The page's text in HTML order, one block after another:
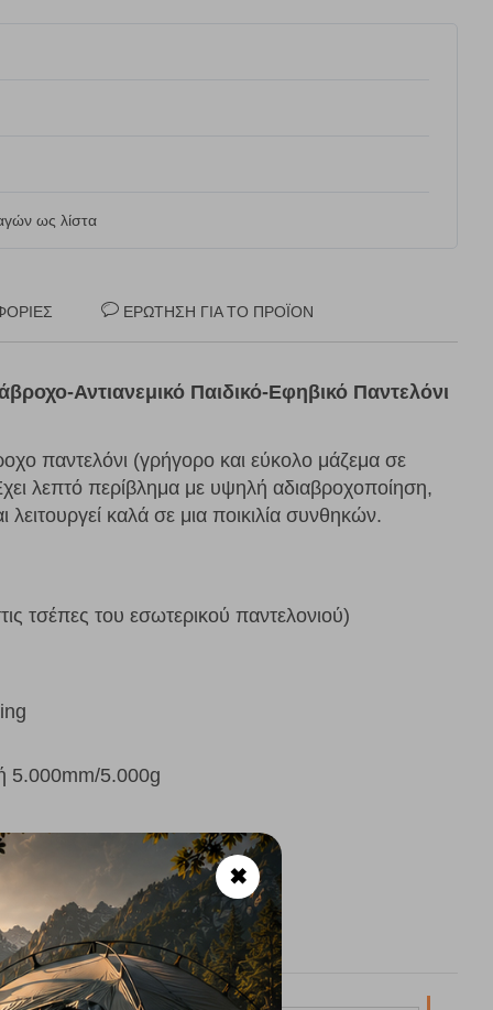
ως λίστα
ΕΡΏΤΗΣΗ ΓΙΑ ΤΟ ΠΡΟΪΌΝ
-Αντιανεμικό Παιδικό-Εφηβικό Παντελόνι
παντελόνι (γρήγορο και εύκολο μάζεμα σε
λεπτό περίβλημα με υψηλή αδιαβροχοποίηση,
λειτουργεί καλά σε μια ποικιλία συνθηκών.
τσέπες του εσωτερικού παντελονιού)
5.000mm/5.000g
✖